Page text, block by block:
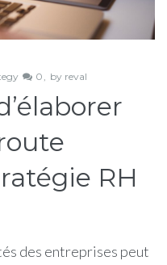
0 by reval
RH
des entreprises peut